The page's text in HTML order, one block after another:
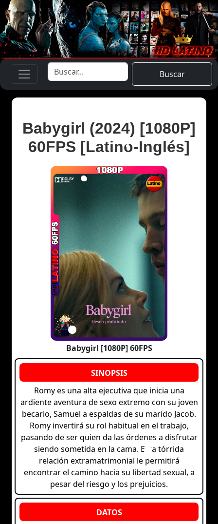
Buscar
Babygirl (2024) [1080P]
60FPS [Latino-Inglés]
Babygirl [1080P] 60FPS
Romy es una alta ejecutiva que inicia una
ardiente aventura de sexo extremo con su joven
becario, Samuel a espaldas de su marido Jacob.
Romy invertirá su rol habitual en el trabajo,
pasando de ser quien da las órdenes a disfrutar
siendo sometida en la cama. Esta tórrida
relación extramatrimonial le permitirá
encontrar el camino hacia su libertad sexual, a
pesar del riesgo y los prejuicios.